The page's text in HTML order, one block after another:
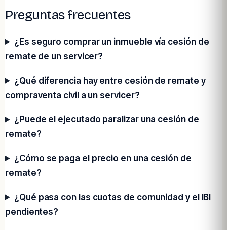
Preguntas frecuentes
¿Es seguro comprar un inmueble vía cesión de
remate de un servicer?
¿Qué diferencia hay entre cesión de remate y
compraventa civil a un servicer?
¿Puede el ejecutado paralizar una cesión de
remate?
¿Cómo se paga el precio en una cesión de
remate?
¿Qué pasa con las cuotas de comunidad y el IBI
pendientes?